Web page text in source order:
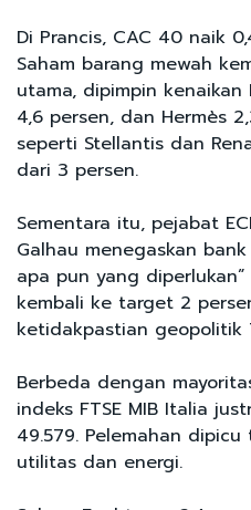
Di Prancis, CAC 40 naik
Saham barang mewah
utama, dipimpin kenaikan
4,6 persen, dan Hermès
seperti Stellantis dan
dari 3 persen.
Sementara itu, pejabat
Galhau menegaskan
apa pun yang
kembali ke target 2
ketidakpastian geopolitik
Berbeda dengan
indeks FTSE MIB Italia
49.579. Pelemahan
utilitas dan energi.